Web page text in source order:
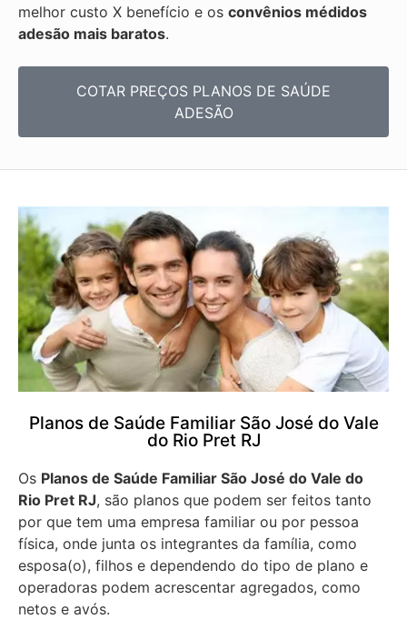
melhor custo X benefício e os convênios médidos
adesão mais baratos.
COTAR PREÇOS PLANOS DE SAÚDE
ADESÃO
Planos de Saúde Familiar São José do Vale
do Rio Pret RJ
Os Planos de Saúde Familiar São José do Vale do
Rio Pret RJ, são planos que podem ser feitos tanto
por que tem uma empresa familiar ou por pessoa
física, onde junta os integrantes da família, como
esposa(o), filhos e dependendo do tipo de plano e
operadoras podem acrescentar agregados, como
netos e avós.